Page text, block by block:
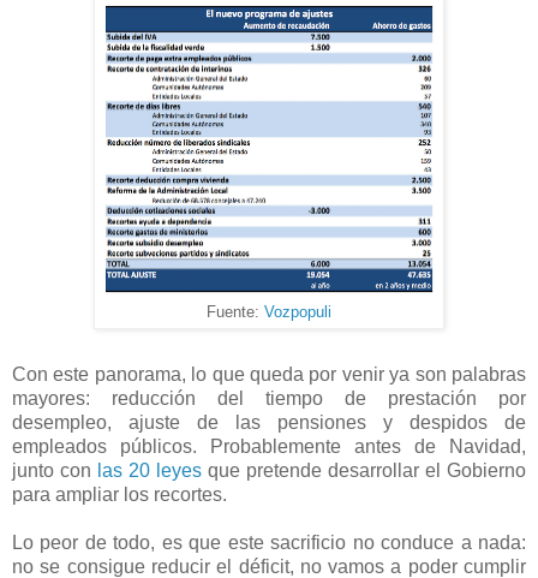
Fuente: Vozpopuli
Con este panorama, lo que queda por venir ya son palabras
mayores: reducción del tiempo de prestación por
desempleo, ajuste de las pensiones y despidos de
empleados públicos. Probablemente antes de Navidad,
junto con las 20 leyes que pretende desarrollar el Gobierno
para ampliar los recortes.
Lo peor de todo, es que este sacrificio no conduce a nada:
no se consigue reducir el déficit, no vamos a poder cumplir